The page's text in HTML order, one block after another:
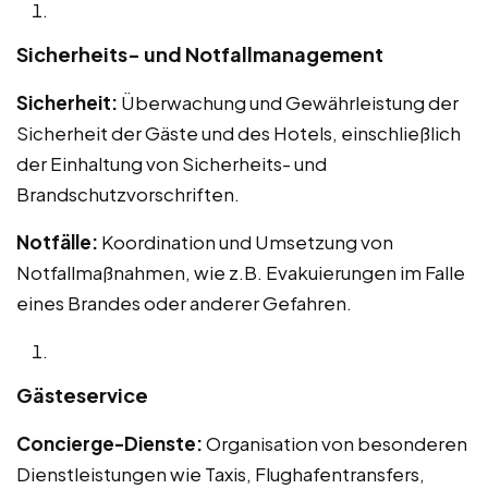
Sicherheits- und Notfallmanagement
Sicherheit: Überwachung und Gewährleistung der
Sicherheit der Gäste und des Hotels, einschließlich
der Einhaltung von Sicherheits- und
Brandschutzvorschriften.
Notfälle: Koordination und Umsetzung von
Notfallmaßnahmen, wie z.B. Evakuierungen im Falle
eines Brandes oder anderer Gefahren.
Gästeservice
Concierge-Dienste:Organisation von besonderen
Dienstleistungen wie Taxis, Flughafentransfers,